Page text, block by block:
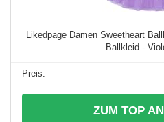
Likedpage Damen Sweetheart
Ballkleid -
ZUM TOP